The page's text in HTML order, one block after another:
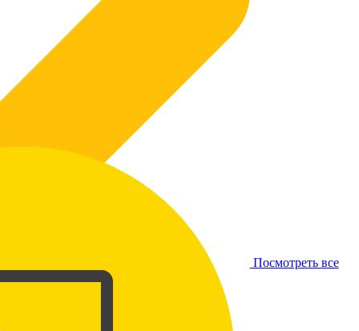
Посмотреть все